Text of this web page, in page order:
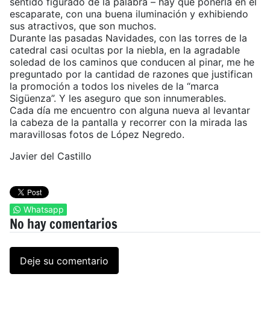
escaparate, con una buena iluminación y exhibiendo
sus atractivos, que son muchos.
Durante las pasadas Navidades, con las torres de la
catedral casi ocultas por la niebla, en la agradable
soledad de los caminos que conducen al pinar, me he
preguntado por la cantidad de razones que justifican
la promoción a todos los niveles de la “marca
Sigüenza”. Y les aseguro que son innumerables.
Cada día me encuentro con alguna nueva al levantar
la cabeza de la pantalla y recorrer con la mirada las
maravillosas fotos de López Negredo.
Javier del Castillo
Whatsapp
No hay comentarios
Deje su comentario